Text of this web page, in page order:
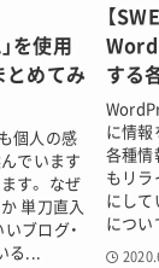
を使用
とめてみ
個人の感
でいます
す。 なぜ
単刀直入
ブログ・
...
【
する
に情報
各種情
もリラ
にし
につい